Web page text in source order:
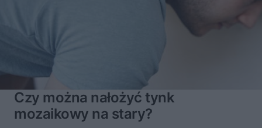
Czy można nałożyć tynk
mozaikowy na stary?